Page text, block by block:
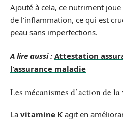
Ajouté à cela, ce nutriment
de l’inflammation, ce qui est
peau sans imperfections.
A lire aussi : Attestation
l’assurance maladie
Les mécanismes d’action de
La vitamine K agit en